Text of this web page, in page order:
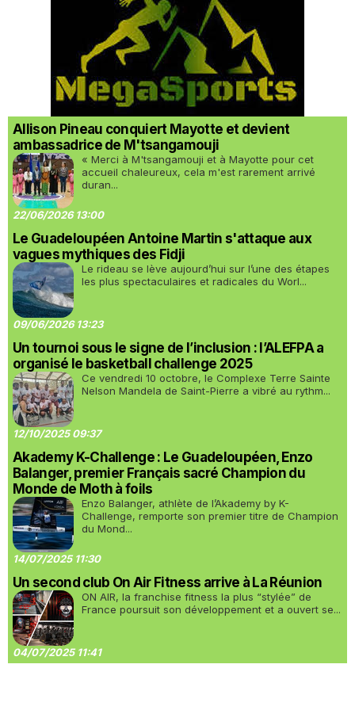
Allison Pineau conquiert Mayotte et devient
ambassadrice de M'tsangamouji
« Merci à M'tsangamouji et à Mayotte pour cet
accueil chaleureux, cela m'est rarement arrivé
duran...
22/06/2026 13:00
Le Guadeloupéen Antoine Martin s'attaque aux
vagues mythiques des Fidji
Le rideau se lève aujourd’hui sur l’une des étapes
les plus spectaculaires et radicales du Worl...
09/06/2026 13:23
Un tournoi sous le signe de l’inclusion : l’ALEFPA a
organisé le basketball challenge 2025
Ce vendredi 10 octobre, le Complexe Terre Sainte
Nelson Mandela de Saint-Pierre a vibré au rythm...
12/10/2025 09:37
Akademy K-Challenge : Le Guadeloupéen, Enzo
Balanger, premier Français sacré Champion du
Monde de Moth à foils
Enzo Balanger, athlète de l’Akademy by K-
Challenge, remporte son premier titre de Champion
du Mond...
14/07/2025 11:30
Un second club On Air Fitness arrive à La Réunion
ON AIR, la franchise fitness la plus “stylée” de
France poursuit son développement et a ouvert se...
04/07/2025 11:41